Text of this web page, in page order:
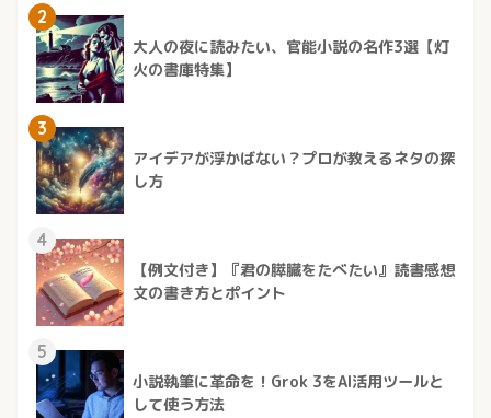
2
大人の夜に読みたい、官能小説の名作3選【灯
火の書庫特集】
3
アイデアが浮かばない？プロが教えるネタの探
し方
4
【例文付き】『君の膵臓をたべたい』読書感想
文の書き方とポイント
5
小説執筆に革命を！Grok 3をAI活用ツールと
して使う方法